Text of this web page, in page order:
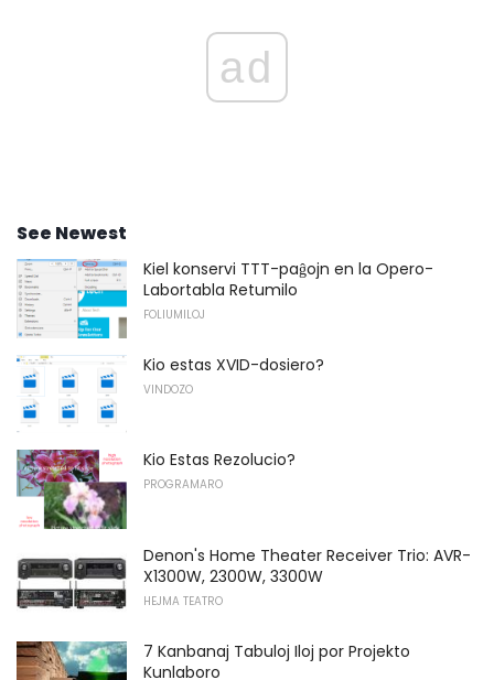
ad
See Newest
Kiel konservi TTT-paĝojn en la Opero-
Labortabla Retumilo
FOLIUMILOJ
Kio estas XVID-dosiero?
VINDOZO
Kio Estas Rezolucio?
PROGRAMARO
Denon's Home Theater Receiver Trio: AVR-
X1300W, 2300W, 3300W
HEJMA TEATRO
7 Kanbanaj Tabuloj Iloj por Projekto
Kunlaboro